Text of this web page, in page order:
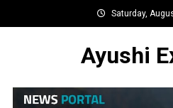
to
Saturday,
Ayushi